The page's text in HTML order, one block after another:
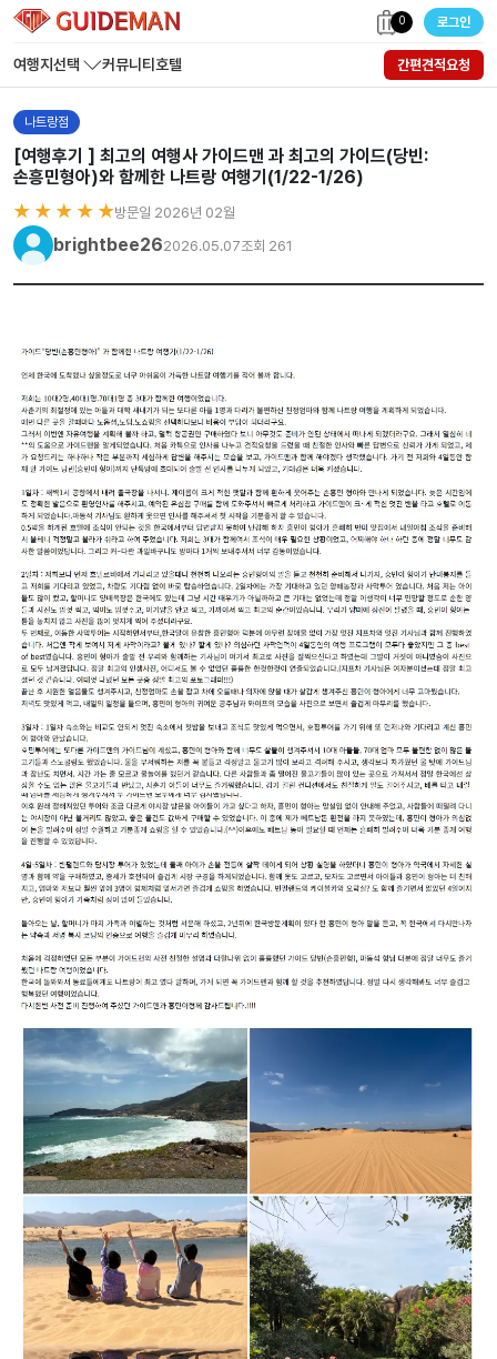
0 로그인
여행지선택 커뮤니티 호텔 간편견적요청
나트랑점
[여행후기 ] 최고의 여행사 가이드맨 과 최고의 가이드(당빈:
손흥민형아)와 함께한 나트랑 여행기(1/22-1/26)
★ ★ ★ ★ ★방문일 2026년 02월
brightbee262026.05.07조회 261